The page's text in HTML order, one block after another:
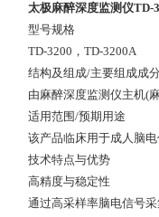
太极麻醉深度监测仪TD-
型号规格
TD-3200，TD-3200A
结构及组成/主要组成成
由麻醉深度监测仪主机(
适用范围/预期用途
该产品临床用于成人脑
技术特点与优势
高精度与稳定性
通过高采样率脑电信号